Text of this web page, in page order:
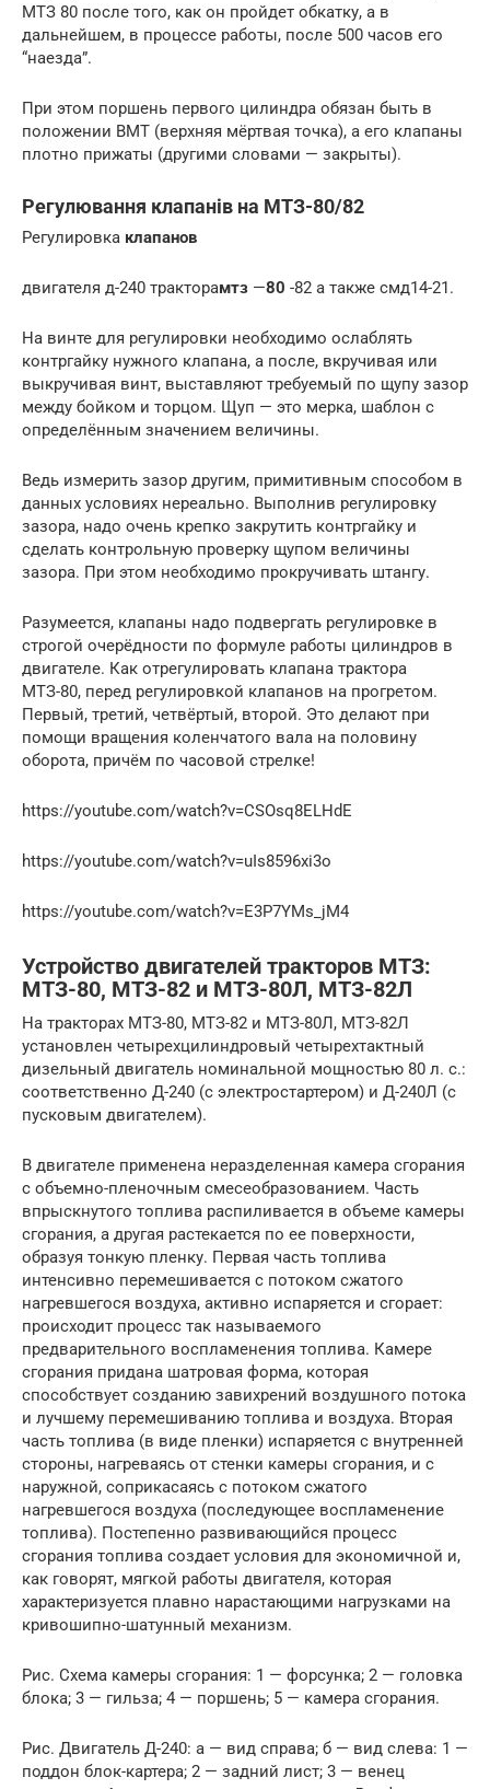
МТЗ 80 после того, как он пройдет обкатку, а в
дальнейшем, в процессе работы, после 500 часов его
“наезда”.
При этом поршень первого цилиндра обязан быть в
положении ВМТ (верхняя мёртвая точка), а его клапаны
плотно прижаты (другими словами — закрыты).
Регулювання клапанів на МТЗ-80/82
Регулировка клапанов
двигателя д-240 тракторамтз —80 -82 а также смд14-21.
На винте для регулировки необходимо ослаблять
контргайку нужного клапана, а после, вкручивая или
выкручивая винт, выставляют требуемый по щупу зазор
между бойком и торцом. Щуп — это мерка, шаблон с
определённым значением величины.
Ведь измерить зазор другим, примитивным способом в
данных условиях нереально. Выполнив регулировку
зазора, надо очень крепко закрутить контргайку и
сделать контрольную проверку щупом величины
зазора. При этом необходимо прокручивать штангу.
Разумеется, клапаны надо подвергать регулировке в
строгой очерёдности по формуле работы цилиндров в
двигателе. Как отрегулировать клапана трактора
МТЗ-80, перед регулировкой клапанов на прогретом.
Первый, третий, четвёртый, второй. Это делают при
помощи вращения коленчатого вала на половину
оборота, причём по часовой стрелке!
https://youtube.com/watch?v=CSOsq8ELHdE
https://youtube.com/watch?v=uIs8596xi3o
https://youtube.com/watch?v=E3P7YMs_jM4
Устройство двигателей тракторов МТЗ:
МТЗ-80, МТЗ-82 и МТЗ-80Л, МТЗ-82Л
На тракторах МТЗ-80, МТЗ-82 и МТЗ-80Л, МТЗ-82Л
установлен четырехцилиндровый четырехтактный
дизельный двигатель номинальной мощностью 80 л. с.:
соответственно Д-240 (с электростартером) и Д-240Л (с
пусковым двигателем).
В двигателе применена неразделенная камера сгорания
с объемно-пленочным смесеобразованием. Часть
впрыскнутого топлива распиливается в объеме камеры
сгорания, а другая растекается по ее поверхности,
образуя тонкую пленку. Первая часть топлива
интенсивно перемешивается с потоком сжатого
нагревшегося воздуха, активно испаряется и сгорает:
происходит процесс так называемого
предварительного воспламенения топлива. Камере
сгорания придана шатровая форма, которая
способствует созданию завихрений воздушного потока
и лучшему перемешиванию топлива и воздуха. Вторая
часть топлива (в виде пленки) испаряется с внутренней
стороны, нагреваясь от стенки камеры сгорания, и с
наружной, соприкасаясь с потоком сжатого
нагревшегося воздуха (последующее воспламенение
топлива). Постепенно развивающийся процесс
сгорания топлива создает условия для экономичной и,
как говорят, мягкой работы двигателя, которая
характеризуется плавно нарастающими нагрузками на
кривошипно-шатунный механизм.
Рис. Схема камеры сгорания: 1 — форсунка; 2 — головка
блока; 3 — гильза; 4 — поршень; 5 — камера сгорания.
Рис. Двигатель Д-240: а — вид справа; б — вид слева: 1 —
поддон блок-картера; 2 — задний лист; 3 — венец